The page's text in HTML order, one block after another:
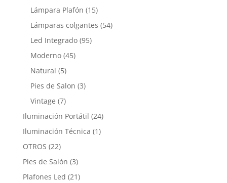
Lámpara Plafón (15)
Lámparas colgantes (54)
Led Integrado (95)
Moderno (45)
Natural (5)
Pies de Salon (3)
Vintage (7)
Iluminación Portátil (24)
Iluminación Técnica (1)
OTROS (22)
Pies de Salón (3)
Plafones Led (21)